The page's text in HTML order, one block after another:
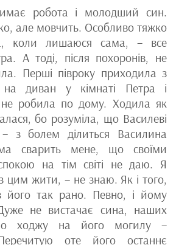
робота і молодший син.
але мовчить. Особливо тяжко
коли лишаюся сама, – все
А тоді, після похоронів, не
Перші півроку приходила з
на диван у кімнаті Петра і
не робила по дому. Ходила як
бо розуміла, що Василеві
– з болем ділиться Василина
сварить мене, що своїми
на тім світі не даю. Я
цим жити, – не знаю. Як і того,
його так рано. Певно, і йому
не вистачає сина, наших
ходжу на його могилу –
оте його останнє